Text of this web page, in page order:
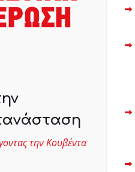
την Κουβέντα